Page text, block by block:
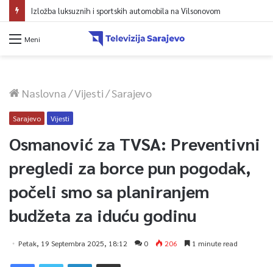
Izložba luksuznih i sportskih automobila na Vilsonovom
Meni
Naslovna/Vijesti/Sarajevo
Sarajevo Vijesti
Osmanović za TVSA: Preventivni
pregledi za borce pun pogodak,
počeli smo sa planiranjem
budžeta za iduću godinu
Petak, 19 Septembra 2025, 18:12 0 206 1 minute read